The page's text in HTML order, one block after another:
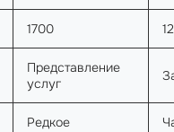
1700
Представление
услуг
Редкое